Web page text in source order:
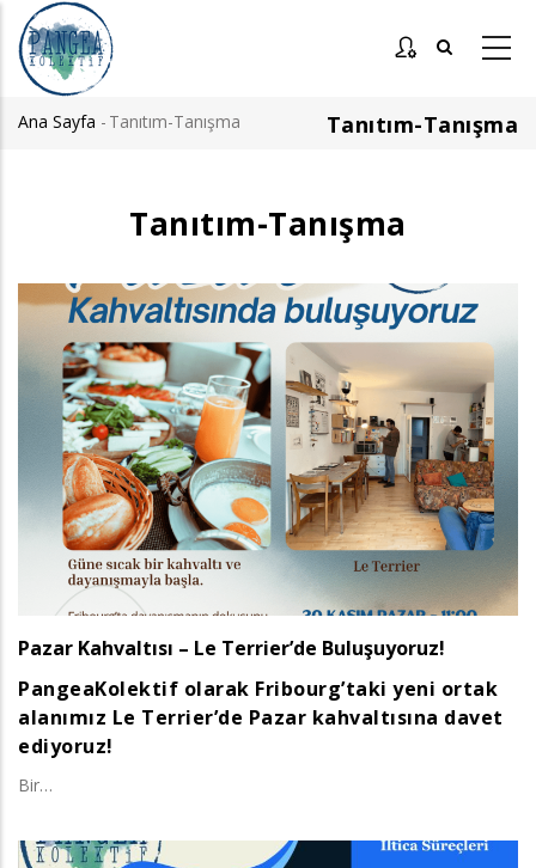
Ana
içeriğe
atla
Tanıtım-Tanışma
Sayfa
Ana Sayfa - Tanıtım-Tanışma
Tanıtım-Tanışma
Pazar Kahvaltısı – Le Terrier’de Buluşuyoruz!
PangeaKolektif olarak Fribourg’taki yeni ortak
alanımız Le Terrier’de Pazar kahvaltısına davet
ediyoruz!
Bir…